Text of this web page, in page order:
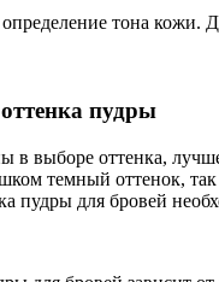
тона кожи.
пудры
в выборе оттенка,
темный оттенок,
пудры для бровей